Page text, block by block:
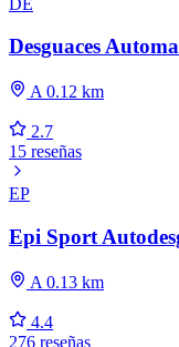
Desguaces
A 0.12 km
2.7
15 reseñas
EP
Epi Sport
A 0.13 km
4.4
276 reseñas